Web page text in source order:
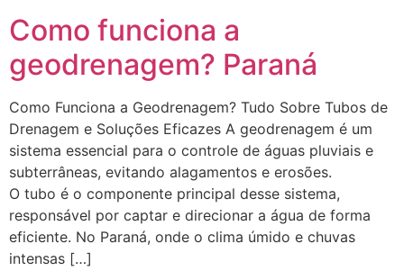
Como funciona a
geodrenagem? Paraná
Como Funciona a Geodrenagem? Tudo Sobre Tubos de
Drenagem e Soluções Eficazes A geodrenagem é um
sistema essencial para o controle de águas pluviais e
subterrâneas, evitando alagamentos e erosões.
O tubo é o componente principal desse sistema,
responsável por captar e direcionar a água de forma
eficiente. No Paraná, onde o clima úmido e chuvas
intensas […]